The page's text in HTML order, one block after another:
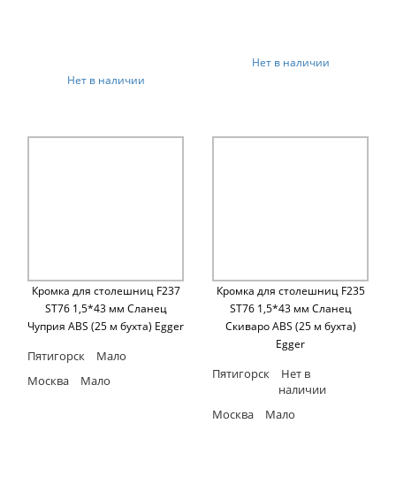
Нет в наличии
Нет в наличии
Кромка для столешниц F237
ST76 1,5*43 мм Сланец
Чуприя ABS (25 м бухта) Egger
Пятигорск
Мало
Москва
Мало
Кромка для столешниц F235
ST76 1,5*43 мм Сланец
Скиваро ABS (25 м бухта)
Egger
Пятигорск
Нет в
наличии
Москва
Мало